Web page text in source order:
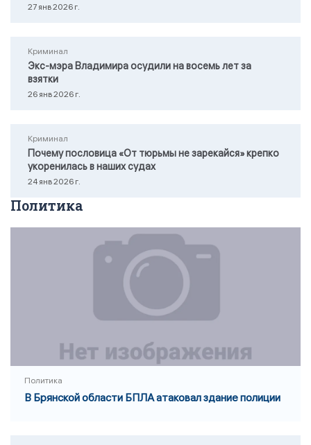
27 янв 2026 г.
Криминал
Экс-мэра Владимира осудили на восемь лет за
взятки
26 янв 2026 г.
Криминал
Почему пословица «От тюрьмы не зарекайся» крепко
укоренилась в наших судах
24 янв 2026 г.
Политика
Политика
В Брянской области БПЛА атаковал здание полиции